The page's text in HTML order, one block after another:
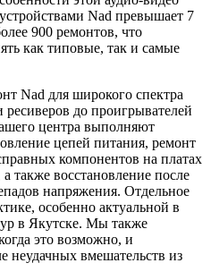
Nad превышает 7
900 ремонтов, что
как типовые, так и самые
Nad для широкого спектра
до проигрывателей
центра выполняют
цепей питания, ремонт
компонентов на платах
также восстановление после
напряжения. Отдельное
особенно актуальной в
в Якутске. Мы также
это возможно, и
неудачных вмешательств из